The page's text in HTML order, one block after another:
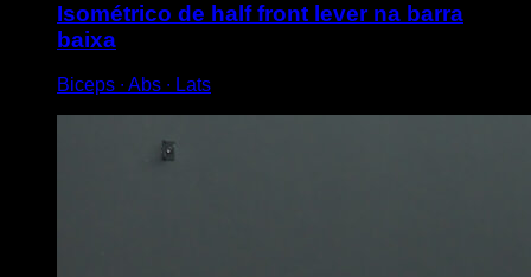
Isométrico de half front lever na barra
baixa
Biceps ∙ Abs ∙ Lats